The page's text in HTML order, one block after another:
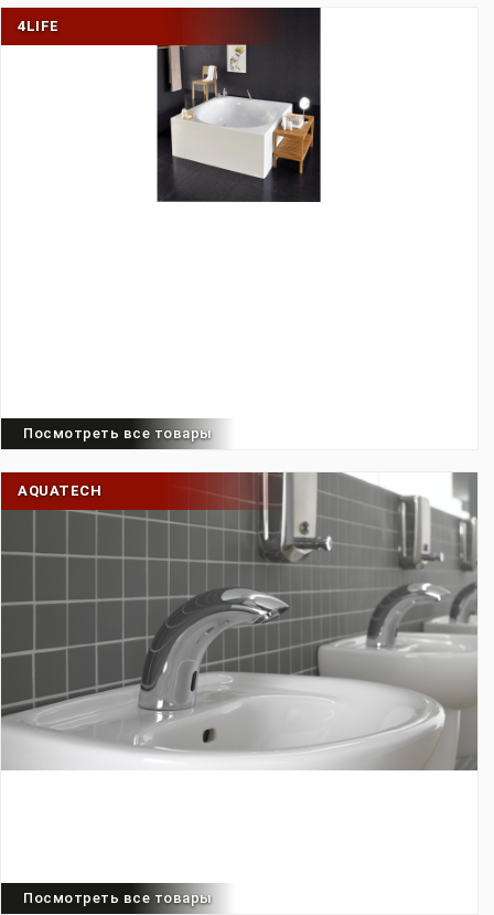
4LIFE
Посмотреть все товары
AQUATECH
Посмотреть все товары